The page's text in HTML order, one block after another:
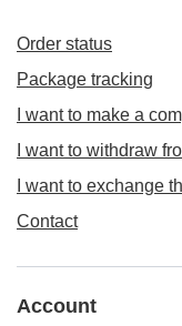
Order status
Package tracking
I want to make a
I want to withdraw
I want to exchange
Contact
Account